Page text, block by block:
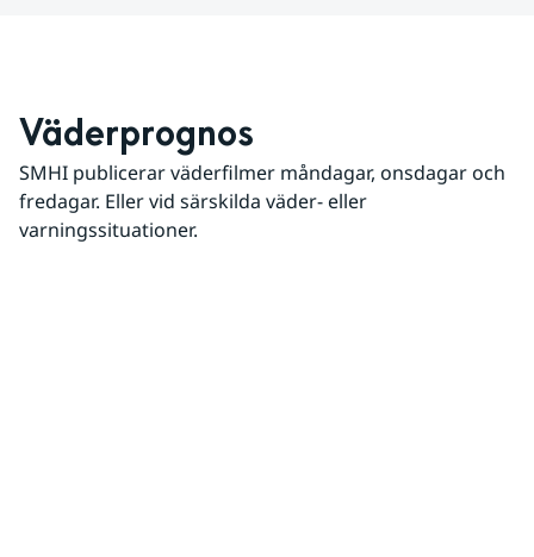
Väderprognos
SMHI publicerar väderfilmer måndagar, onsdagar och
fredagar. Eller vid särskilda väder- eller
varningssituationer.